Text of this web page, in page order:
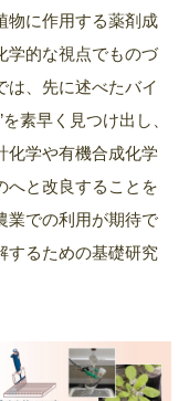
物に作用する薬剤成
学的な視点でものづ
は、先に述べたバイ
素早く見つけ出し、
化学や有機合成化学
へと改良することを
業での利用が期待で
するための基礎研究